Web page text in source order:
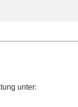
unter: